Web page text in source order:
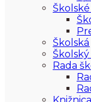
Rada